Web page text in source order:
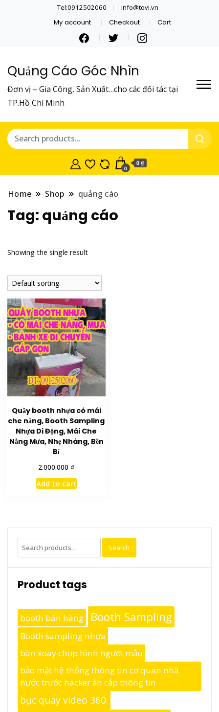
Tel:0912502060 info@tovi.vn
My account Checkout Cart
Quảng Cáo Góc Nhìn
Đơn vị – Gia Công, Sản Xuất…cho các đối tác tại
TP.Hồ Chí Minh
0
0 ₫
Home Shop quảng cáo
Tag: quảng cáo
Showing the single result
Quầy booth nhựa có mái
che nắng, Booth Sampling
Nhựa Di Động, Mái Che
Nắng Mưa, Nhẹ Nhàng, Bền
Bỉ
2.000.000 ₫
Add to cart
Search
for:
Search
Product tags
booth bán hàng Booth Sampling
Booth sampling nhựa
bàn xoay chụp hình người mẫu
bảo mật hệ thống thông tin cơ quan nhà
nước trước hacker ăn cắp thông tin
bục quay video 360.